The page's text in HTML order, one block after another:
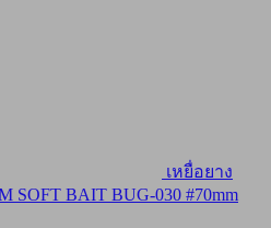
เหยื่อยาง
SOFT BAIT BUG-030 #70mm